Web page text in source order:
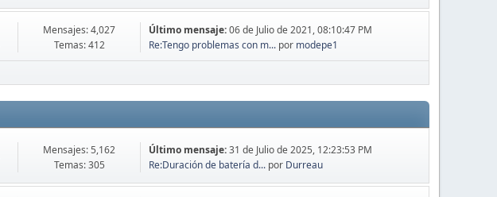
Mensajes: 4,027
Temas: 412
Último mensaje:06 de Julio de 2021, 08:10:47 PM
Re:Tengo problemas con m... por modepe1
Mensajes: 5,162
Temas: 305
Último mensaje:31 de Julio de 2025, 12:23:53 PM
Re:Duración de batería d... por Durreau